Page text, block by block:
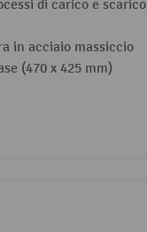
di carico e scarico
in acciaio massiccio
(470 x 425 mm)